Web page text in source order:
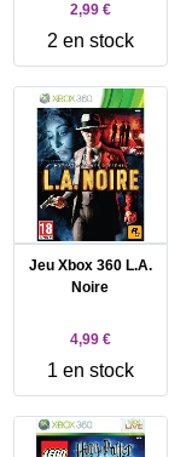
2,99 €
2 en stock
Jeu Xbox 360 L.A.
Noire
4,99 €
1 en stock